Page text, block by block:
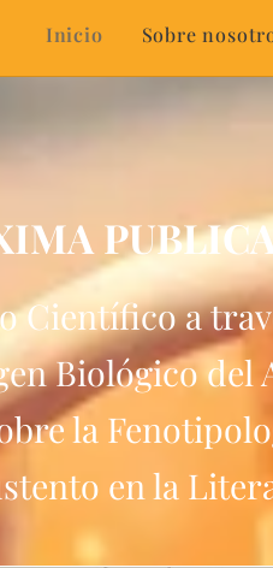
Inicio Sobre
Científico a
Biológico
la
en la